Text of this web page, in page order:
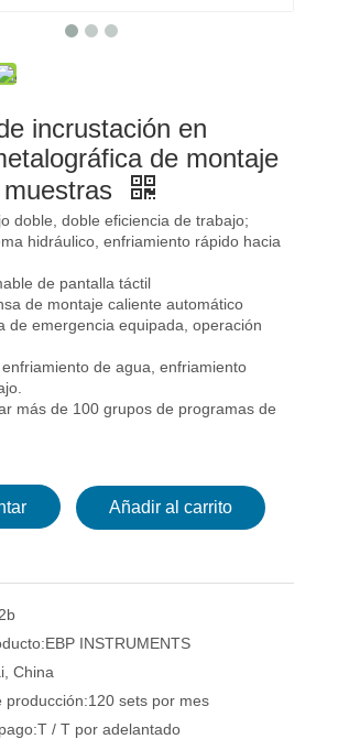
incrustación en
de montaje
doble, doble eficiencia de trabajo;
hidráulico, enfriamiento rápido hacia
de pantalla táctil
de montaje caliente automático
de emergencia equipada, operación
de agua, enfriamiento
más de 100 grupos de programas de
Añadir al carrito
EBP INSTRUMENTS
China
producción:120 sets por mes
T / T por adelantado